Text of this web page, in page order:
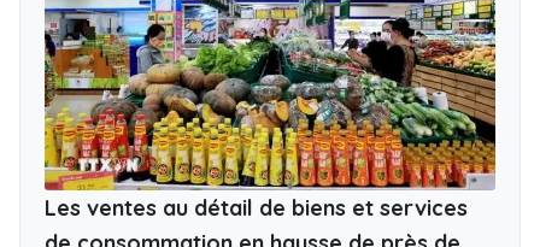
Les ventes au détail de biens et services